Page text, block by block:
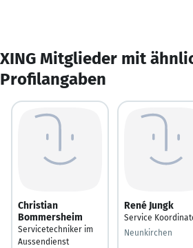
XING Mitglieder mit
Profilangaben
Christian
Bommersheim
Servicetechniker im
Aussendienst
René Jungk
Service
Neunkirchen